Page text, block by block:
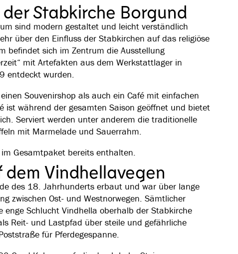
Stabkirche Borgund
sind modern gestaltet und leicht verständlich
über den Einfluss der Stabkirchen auf das religiöse
befindet sich im Zentrum die Ausstellung
mit Artefakten aus dem Werkstattlager in
entdeckt wurden.
Souvenirshop als auch ein Café mit einfachen
ist während der gesamten Saison geöffnet und bietet
Serviert werden unter anderem die traditionelle
mit Marmelade und Sauerrahm.
Gesamtpaket bereits enthalten.
Vindhellavegen
des 18. Jahrhunderts erbaut und war über lange
zwischen Ost- und Westnorwegen. Sämtlicher
Schlucht Vindhella oberhalb der Stabkirche
Reit- und Lastpfad über steile und gefährliche
für Pferdegespanne.